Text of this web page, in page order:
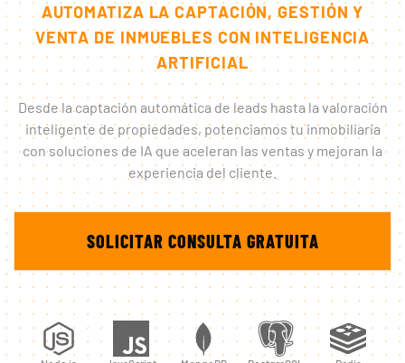
AUTOMATIZA LA CAPTACIÓN, GESTIÓN Y
VENTA DE INMUEBLES CON INTELIGENCIA
ARTIFICIAL
Desde la captación automática de leads hasta la valoración
inteligente de propiedades, potenciamos tu inmobiliaria
con soluciones de IA que aceleran las ventas y mejoran la
experiencia del cliente.
SOLICITAR CONSULTA GRATUITA